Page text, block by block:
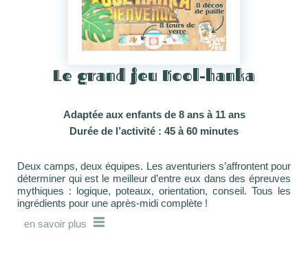
Le grand jeu Kool-hanka
Adaptée aux enfants de 8 ans à 11 ans
Durée de l’activité : 45 à 60 minutes
Deux camps, deux équipes. Les aventuriers s’affrontent pour
déterminer qui est le meilleur d’entre eux dans des épreuves
mythiques : logique, poteaux, orientation, conseil. Tous les
ingrédients pour une après-midi complète !
en savoir plus